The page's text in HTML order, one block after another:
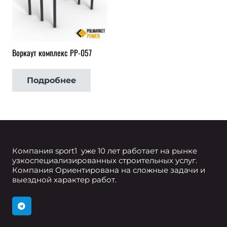
Воркаут комплекс РР-057
Подробнее
Компания sport1 уже 10 лет работает на рынке
узкоспециализированных строительных услуг.
Компания Ориентирована на сложные задачи и
выездной характер работ.